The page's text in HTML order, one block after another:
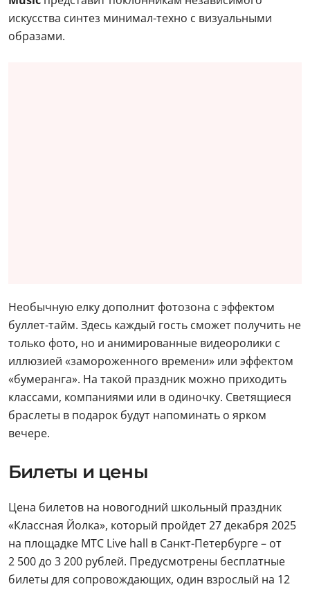
искусства синтез минимал-техно с визуальными
образами.
Необычную елку дополнит фотозона с эффектом
буллет-тайм. Здесь каждый гость сможет получить не
только фото, но и анимированные видеоролики с
иллюзией «замороженного времени» или эффектом
«бумеранга». На такой праздник можно приходить
классами, компаниями или в одиночку. Светящиеся
браслеты в подарок будут напоминать о ярком
вечере.
Билеты и цены
Цена билетов на новогодний школьный праздник
«Классная Йолка», который пройдет 27 декабря 2025
на площадке MTC Live hall в Санкт-Петербурге – от
2 500 до 3 200 рублей. Предусмотрены бесплатные
билеты для сопровождающих, один взрослый на 12